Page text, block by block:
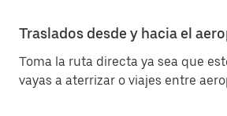
Traslados desde y hacia el
Toma la ruta directa ya sea que
vayas a aterrizar o viajes entre